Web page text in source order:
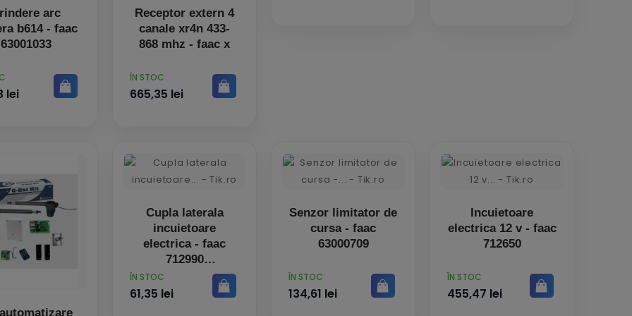
arc
b614 - faac
63001033
lei
Receptor extern 4
canale xr4n 433-
868 mhz - faac x
PRET
ÎN STOC
665,35 lei
Cupla laterala
incuietoare
electrica - faac
712990
PRET
ÎN STOC
61,35 lei
Senzor limitator de
cursa - faac
63000709
PRET
ÎN STOC
134,61 lei
Incuietoare
electrica 12 v - faac
712650
PRET
ÎN STOC
455,47 lei